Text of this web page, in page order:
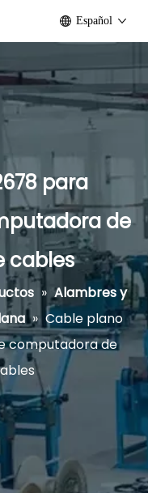
Español
para
de
cables
» Alambres y
» Cable plano
computadora de